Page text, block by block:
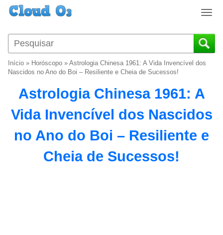
T
g
g
i
a
Início » Horóscopo » Astrologia Chinesa 1961: A Vida Invencível dos
Nascidos no Ano do Boi – Resiliente e Cheia de Sucessos!
Astrologia Chinesa 1961: A
Vida Invencível dos Nascidos
no Ano do Boi – Resiliente e
Cheia de Sucessos!